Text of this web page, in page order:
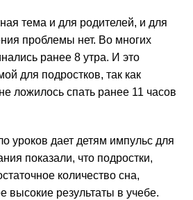
тема и для родителей, и для
проблемы нет. Во многих
ранее 8 утра. И это
для подростков, так как
ложилось спать ранее 11 часов
уроков дает детям импульс для
показали, что подростки,
количество сна,
высокие результаты в учебе.